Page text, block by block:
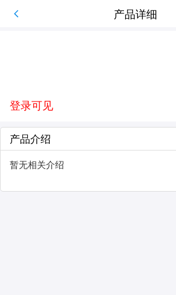
产品详细
登录可见
产品介绍
暂无相关介绍